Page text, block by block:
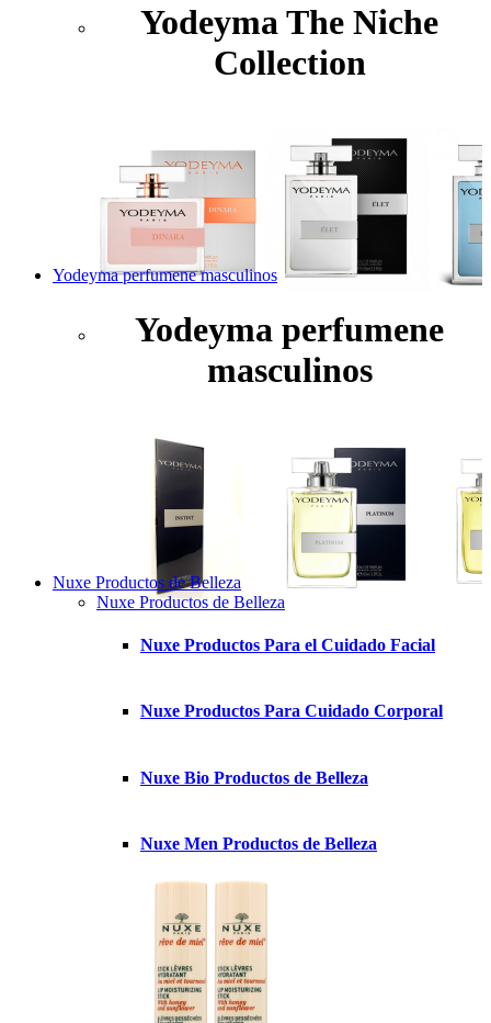
Yodeyma The Niche
Collection
Yodeyma perfumene masculinos
Yodeyma perfumene
masculinos
Nuxe Productos de Belleza
Nuxe Productos de Belleza
Nuxe Productos Para el Cuidado Facial
Nuxe Productos Para Cuidado Corporal
Nuxe Bio Productos de Belleza
Nuxe Men Productos de Belleza